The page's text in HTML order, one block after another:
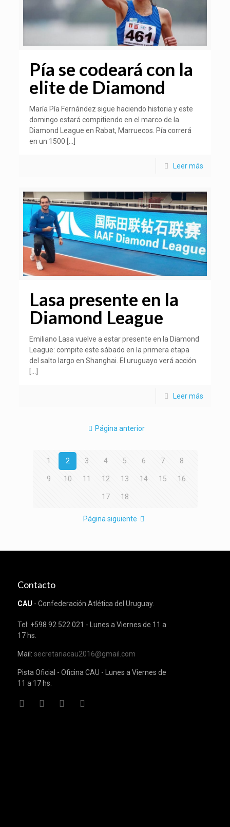
Pía se codeará con la
elite de Diamond
María Pía Fernández sigue haciendo historia y este
domingo estará compitiendo en el marco de la
Diamond League en Rabat, Marruecos. Pía correrá
en un 1500 […]
Leer más
Lasa presente en la
Diamond League
Emiliano Lasa vuelve a estar presente en la Diamond
League: compite este sábado en la primera etapa
del salto largo en Shanghai. El uruguayo verá acción
Leer más
Página anterior
1 2 3 4 5 6 7 8
9 10 11 12 13 14 15 16
17 18
Página siguiente
Contacto
CAU - Confederación Atlética del Uruguay.
Tel: +598 92 522 021 - Lunes a Viernes de 11 a
17 hs.
Mail: secretariacau2016@gmail.com
Pista Oficial - Oficina CAU - Lunes a Viernes de
11 a 17 hs.